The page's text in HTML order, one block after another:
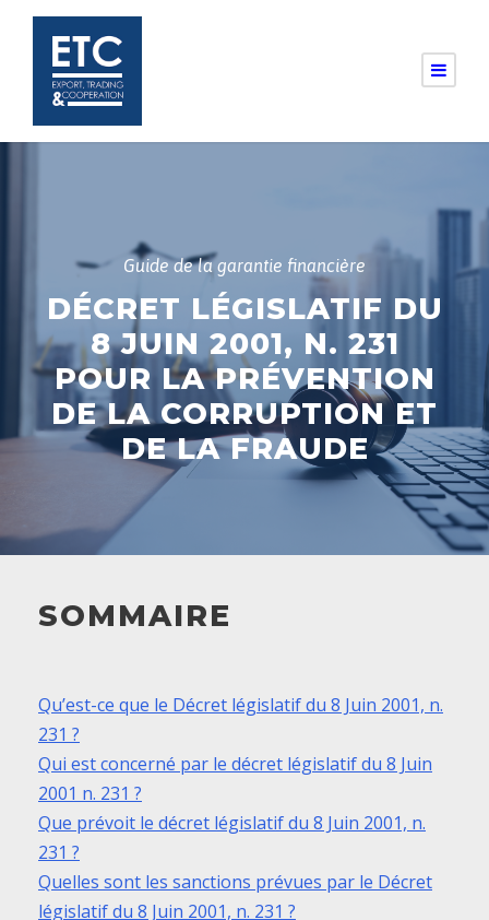
Guide de la garantie financière
DÉCRET LÉGISLATIF DU
8 JUIN 2001, N. 231
POUR LA PRÉVENTION
DE LA CORRUPTION ET
DE LA FRAUDE
SOMMAIRE
Qu’est-ce que le Décret législatif du 8 Juin 2001, n.
231 ?
Qui est concerné par le décret législatif du 8 Juin
2001 n. 231 ?
Que prévoit le décret législatif du 8 Juin 2001, n.
231 ?
Quelles sont les sanctions prévues par le Décret
législatif du 8 Juin 2001, n. 231 ?